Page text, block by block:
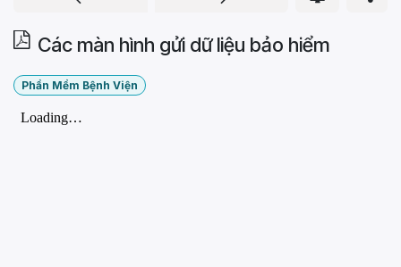
Các màn hình gửi dữ liệu bảo hiểm
Phần Mềm Bệnh Viện